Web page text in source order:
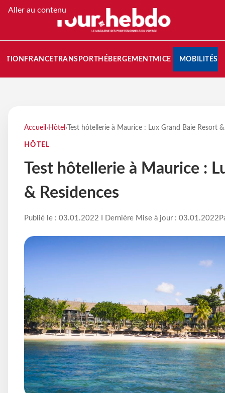
Aller au contenu
FRANCETRANSPORT HÉBERGEMENTMICE MOBILITÉS
Accueil › Hôtel › Test hôtellerie à Maurice : Lux Grand Baie Resort
HÔTEL
Test hôtellerie à Maurice :
& Residences
Publié le : 03.01.2022 I Dernière Mise à jour : 03.01.2022